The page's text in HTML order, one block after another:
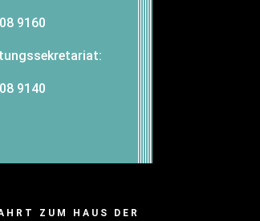
9160
9140
ZUM HAUS DER